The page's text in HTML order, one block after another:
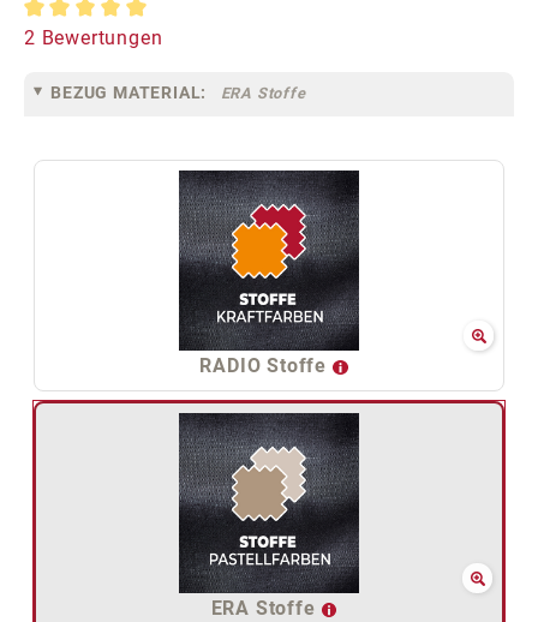
Durchschnittliche Bewertung von 5 von 5 Sternen
2 Bewertungen
BEZUG MATERIAL: ERA Stoffe
RADIO Stoffe
ERA Stoffe